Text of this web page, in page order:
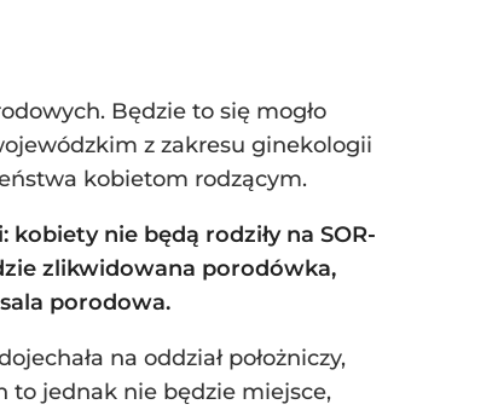
Będzie to się mogło
z zakresu ginekologii
kobietom rodzącym.
nie będą rodziły na SOR-
zlikwidowana porodówka,
porodowa.
na oddział położniczy,
to jednak nie będzie miejsce,